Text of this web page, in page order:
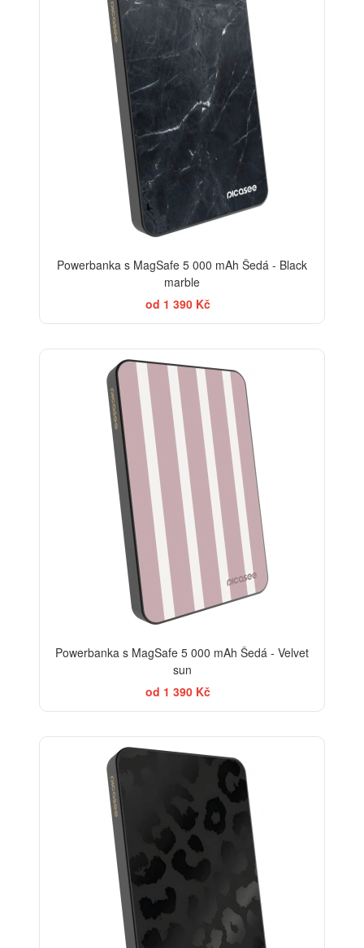
Powerbanka s MagSafe 5 000 mAh Šedá - Black
marble
od 1 390 Kč
Powerbanka s MagSafe 5 000 mAh Šedá - Velvet
sun
od 1 390 Kč